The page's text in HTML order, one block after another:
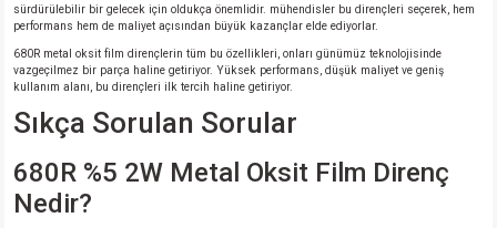
sürdürülebilir bir gelecek için oldukça önemlidir. mühendisler bu dirençleri seçerek, hem
performans hem de maliyet açısından büyük kazançlar elde ediyorlar.
680R metal oksit film dirençlerin tüm bu özellikleri, onları günümüz teknolojisinde
vazgeçilmez bir parça haline getiriyor. Yüksek performans, düşük maliyet ve geniş
kullanım alanı, bu dirençleri ilk tercih haline getiriyor.
Sıkça Sorulan Sorular
680R %5 2W Metal Oksit Film Direnç
Nedir?